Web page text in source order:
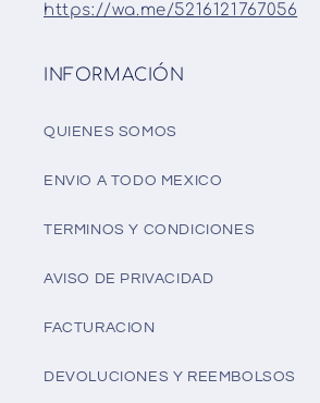
https://wa.me/5216121767056
INFORMACIÓN
QUIENES SOMOS
ENVIO A TODO MEXICO
TERMINOS Y CONDICIONES
AVISO DE PRIVACIDAD
FACTURACION
DEVOLUCIONES Y REEMBOLSOS